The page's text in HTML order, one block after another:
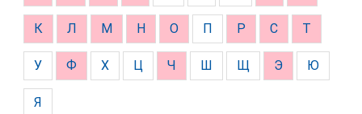
К Л М Н О П Р С Т
У Ф Х Ц Ч Ш Щ Э Ю
Я